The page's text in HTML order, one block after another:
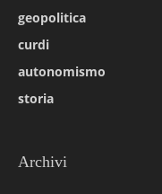
geopolitica
curdi
autonomismo
storia
Archivi